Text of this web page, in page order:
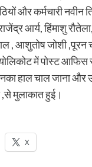
और कर्मचारी नवीन
आर्य, हिंमाशु
, आशुतोष जोशी ,पूरन
में पोस्ट आफिस
हाल चाल जाना और
मुलाकात हुई।
X